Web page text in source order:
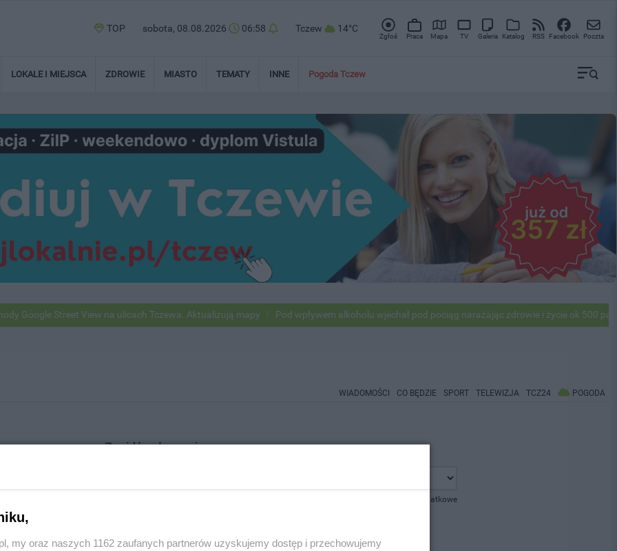
TOP sobota, 08.08.2026 06:58 Tczew 14°C
Zgłoś Praca Mapa TV Galeria Katalog RSS Facebook Poczta
LOKALE I MIEJSCA ZDROWIE MIASTO TEMATY INNE Pogoda Tczew
Google Street View na ulicach Tczewa. Aktualizują mapy Pod wpływem alkoholu wjechał pod pociąg narażając zdrowie i życie ok 500
WIADOMOŚCI CO BĘDZIE SPORT TELEWIZJA TCZ24 POGODA
Znajdź ogłoszenie
pokaż opcje dodatkowe
my oraz naszych 1162 zaufanych partnerów uzyskujemy dostęp i przechowujemy